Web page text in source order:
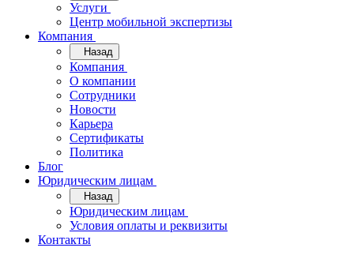
Услуги
Центр мобильной экспертизы
Компания
Назад
Компания
О компании
Сотрудники
Новости
Карьера
Сертификаты
Политика
Блог
Юридическим лицам
Назад
Юридическим лицам
Условия оплаты и реквизиты
Контакты